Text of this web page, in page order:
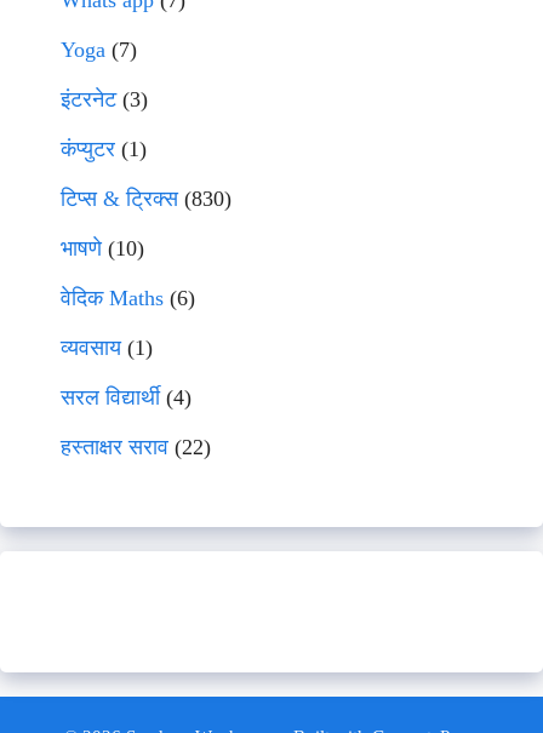
Yoga (7)
इंटरनेट(3)
कंप्युटर (1)
टिप्स & ट्रिक्स(830)
भाषणे(10)
वेदिक Maths (6)
व्यवसाय(1)
सरल विद्यार्थी(4)
हस्ताक्षर सराव (22)